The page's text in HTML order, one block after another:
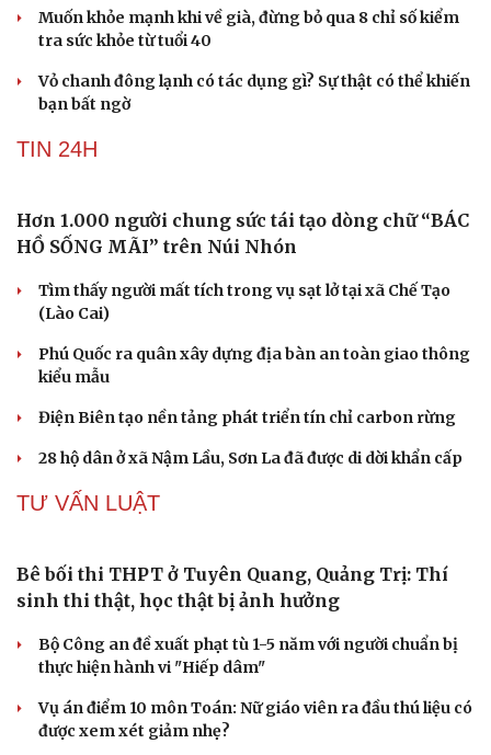
Muốn khỏe mạnh khi về già, đừng bỏ qua 8 chỉ số kiểm
tra sức khỏe từ tuổi 40
Vỏ chanh đông lạnh có tác dụng gì? Sự thật có thể khiến
bạn bất ngờ
TIN 24H
Hơn 1.000 người chung sức tái tạo dòng chữ “BÁC
HỒ SỐNG MÃI” trên Núi Nhón
Tìm thấy người mất tích trong vụ sạt lở tại xã Chế Tạo
(Lào Cai)
Phú Quốc ra quân xây dựng địa bàn an toàn giao thông
kiểu mẫu
Điện Biên tạo nền tảng phát triển tín chỉ carbon rừng
28 hộ dân ở xã Nậm Lầu, Sơn La đã được di dời khẩn cấp
TƯ VẤN LUẬT
Bê bối thi THPT ở Tuyên Quang, Quảng Trị: Thí
sinh thi thật, học thật bị ảnh hưởng
Bộ Công an đề xuất phạt tù 1-5 năm với người chuẩn bị
thực hiện hành vi "Hiếp dâm"
Vụ án điểm 10 môn Toán: Nữ giáo viên ra đầu thú liệu có
được xem xét giảm nhẹ?